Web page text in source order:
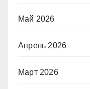
Май 2026
Апрель 2026
Март 2026